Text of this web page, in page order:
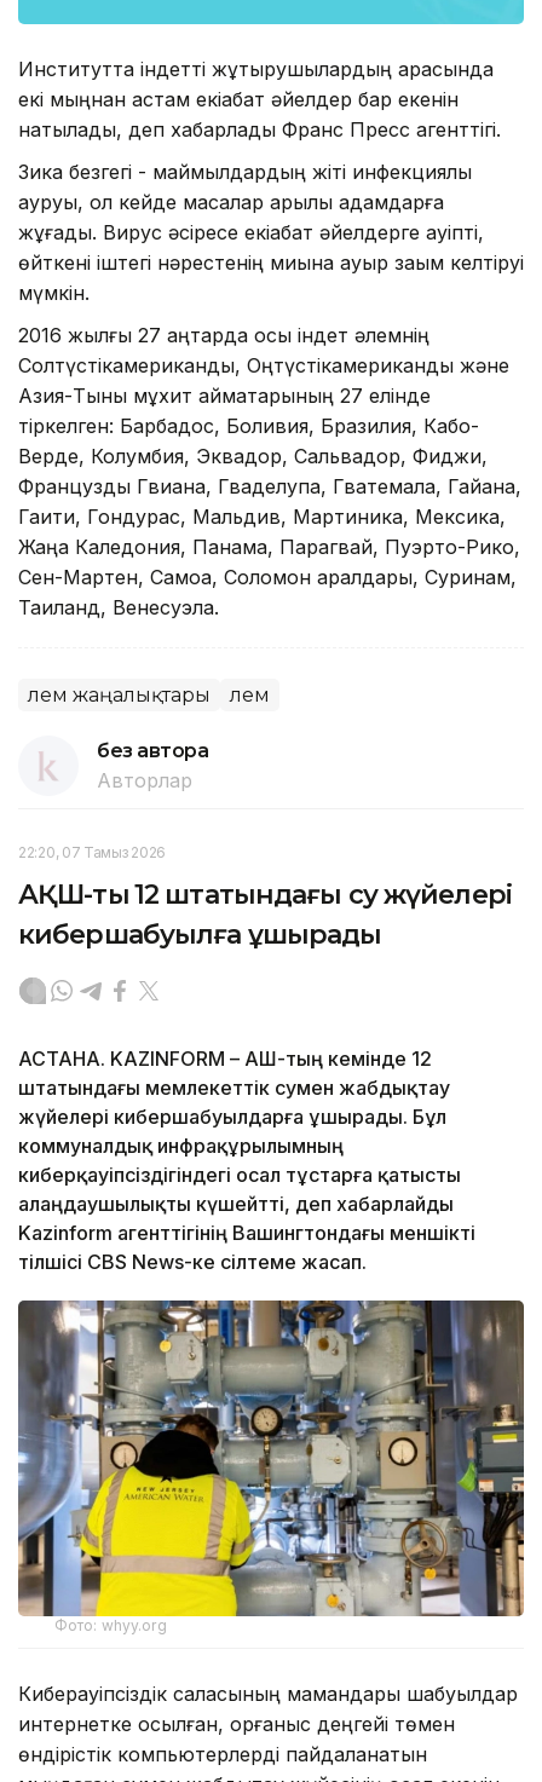
Институтта індетті жұқтырушылардың арасында
екі мыңнан астам екіқабат әйелдер бар екенін
нақтылады, деп хабарлады Франс Пресс агенттігі.
Зика безгегі - маймылдардың жіті инфекциялық
ауруы, ол кейде масалар арқылы адамдарға
жұғады. Вирус әсіресе екіқабат әйелдерге қауіпті,
өйткені іштегі нәрестенің миына ауыр зақым келтіруі
мүмкін.
2016 жылғы 27 қаңтарда осы індет әлемнің
Солтүстікамерикандық, Оңтүстікамерикандық және
Азия-Тынық мұхит аймақтарының 27 елінде
тіркелген: Барбадос, Боливия, Бразилия, Кабо-
Верде, Колумбия, Эквадор, Сальвадор, Фиджи,
Француздық Гвиана, Гваделупа, Гватемала, Гайана,
Гаити, Гондурас, Мальдив, Мартиника, Мексика,
Жаңа Каледония, Панама, Парагвай, Пуэрто-Рико,
Сен-Мартен, Самоа, Соломон аралдары, Суринам,
Таиланд, Венесуэла.
Әлем жаңалықтары Әлем
без автора
Авторлар
22:20, 07 Тамыз 2026
АҚШ-тың 12 штатындағы су жүйелері
кибершабуылға ұшырады
АСТАНА. KAZINFORM – АҚШ-тың кемінде 12
штатындағы мемлекеттік сумен жабдықтау
жүйелері кибершабуылдарға ұшырады. Бұл
коммуналдық инфрақұрылымның
киберқауіпсіздігіндегі осал тұстарға қатысты
алаңдаушылықты күшейтті, деп хабарлайды
Kazinform агенттігінің Вашингтондағы меншікті
тілшісі CBS News-ке сілтеме жасап.
Фото: whyy.org
Киберқауіпсіздік саласының мамандары шабуылдар
интернетке қосылған, қорғаныс деңгейі төмен
өндірістік компьютерлерді пайдаланатын